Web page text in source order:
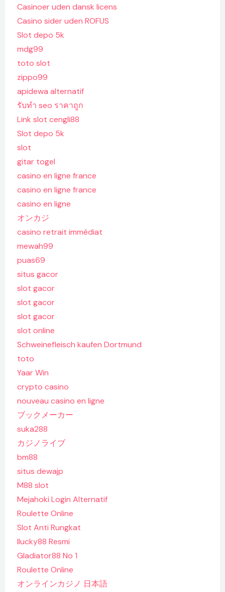
Casinoer uden dansk licens
Casino sider uden ROFUS
Slot depo 5k
mdg99
toto slot
zippo99
apidewa alternatif
รับทํา seo ราคาถูก
Link slot cengli88
Slot depo 5k
slot
gitar togel
casino en ligne france
casino en ligne france
casino en ligne
オンカジ
casino retrait immédiat
mewah99
puas69
situs gacor
slot gacor
slot gacor
slot gacor
slot online
Schweinefleisch kaufen Dortmund
toto
Yaar Win
crypto casino
nouveau casino en ligne
ブックメーカー
suka288
カジノライブ
bm88
situs dewajp
M88 slot
Mejahoki Login Alternatif
Roulette Online
Slot Anti Rungkat
Ilucky88 Resmi
Gladiator88 No 1
Roulette Online
オンラインカジノ 日本語